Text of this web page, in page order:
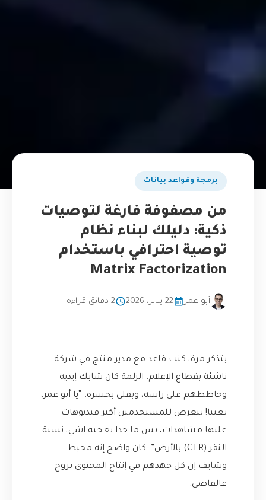
برمجة وقواعد بيانات
من مصفوفة فارغة لتوصيات
ذكية: دليلك لبناء نظام
توصية احترافي باستخدام
Matrix Factorization
أبو عمر 22 يناير، 2026 2 دقائق قراءة
بتذكر مرة، كنت قاعد مع مدير منتج في شركة
ناشئة بقطاع الإعلام. الزلمة كان شابك إيديه
وحاططهم على راسه، وبقلي بحسرة: “يا أبو عمر،
تعبنا! بنعرض للمستخدمين أكتر فيديوهات
عليها مشاهدات، بس ما حدا بعجبه اشي، نسبة
النقر (CTR) بالأرض”. كان واضح إنه محبط
وشايف إن كل جهدهم في إنتاج المحتوى بروح
عالفاضي.